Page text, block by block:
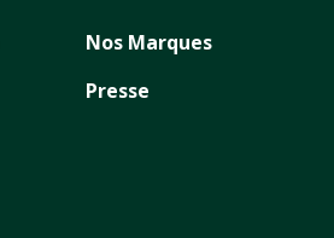
Nos Marques
Presse